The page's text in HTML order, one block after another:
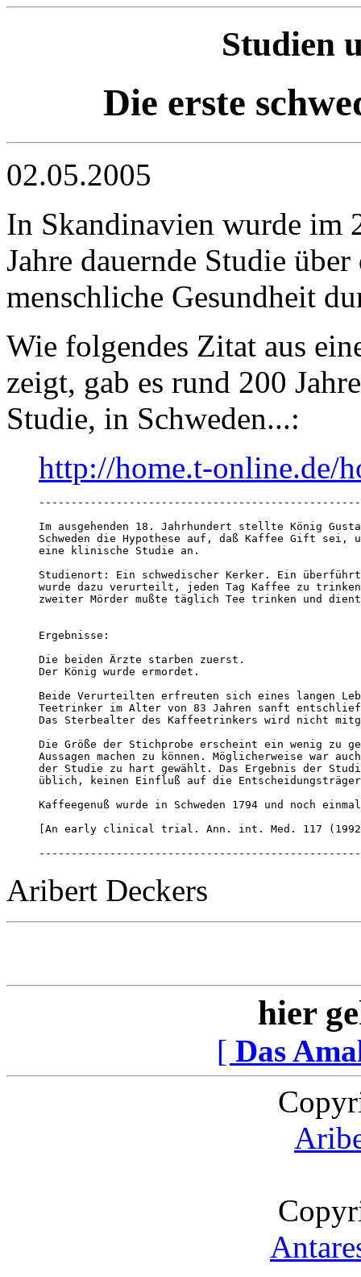
Studien
Die erste
02.05.2005
In Skandinavien wurde im
Jahre dauernde Studie
menschliche Gesundheit
Wie folgendes Zitat aus
zeigt, gab es rund 200
Studie, in Schweden...:
http://home.t-online.de/
Im ausgehenden 18. Jahrhundert stellte König
Schweden die Hypothese auf, daß Kaffee Gift sei,
eine klinische Studie an.
Studienort: Ein schwedischer Kerker. Ein
wurde dazu verurteilt, jeden Tag Kaffee zu
zweiter Mörder mußte täglich Tee trinken und
Ergebnisse:
Die beiden Ärzte starben zuerst.
Der König wurde ermordet.
Beide Verurteilten erfreuten sich eines langen
Teetrinker im Alter von 83 Jahren sanft
Das Sterbealter des Kaffeetrinkers wird nicht
Die Größe der Stichprobe erscheint ein wenig zu
Aussagen machen zu können. Möglicherweise war
der Studie zu hart gewählt. Das Ergebnis der
üblich, keinen Einfluß auf die
Kaffeegenuß wurde in Schweden 1794 und noch
[An early clinical trial. Ann. int. Med. 117
Aribert Deckers
hier
[ Das